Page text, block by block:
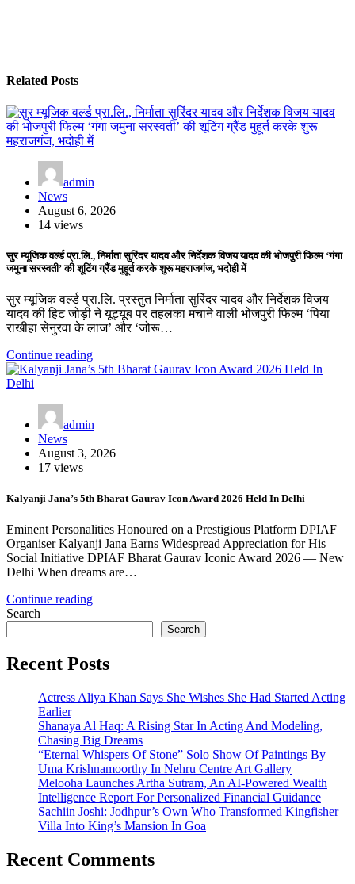
Related Posts
admin
News
August 6, 2026
14 views
सुर म्यूजिक वर्ल्ड प्रा.लि., निर्माता सुरिंदर यादव और निर्देशक विजय यादव की भोजपुरी फिल्म ‘गंगा
जमुना सरस्वती’ की शूटिंग ग्रैंड मुहूर्त करके शुरू महराजगंज, भदोही में
सुर म्यूजिक वर्ल्ड प्रा.लि. प्रस्तुत निर्माता सुरिंदर यादव और निर्देशक विजय
यादव की हिट जोड़ी ने यूट्यूब पर तहलका मचाने वाली भोजपुरी फिल्म ‘पिया
राखीहा सेनुरवा के लाज’ और ‘जोरू…
Continue reading
admin
News
August 3, 2026
17 views
Kalyanji Jana’s 5th Bharat Gaurav Icon Award 2026 Held In Delhi
Eminent Personalities Honoured on a Prestigious Platform DPIAF
Organiser Kalyanji Jana Earns Widespread Appreciation for His
Social Initiative DPIAF Bharat Gaurav Iconic Award 2026 — New
Delhi When dreams are…
Continue reading
Search
Search
Recent Posts
Actress Aliya Khan Says She Wishes She Had Started Acting
Earlier
Shanaya Al Haq: A Rising Star In Acting And Modeling,
Chasing Big Dreams
“Eternal Whispers Of Stone” Solo Show Of Paintings By
Uma Krishnamoorthy In Nehru Centre Art Gallery
Melooha Launches Artha Sutram, An AI-Powered Wealth
Intelligence Report For Personalized Financial Guidance
Sachiin Joshi: Jodhpur’s Own Who Transformed Kingfisher
Villa Into King’s Mansion In Goa
Recent Comments